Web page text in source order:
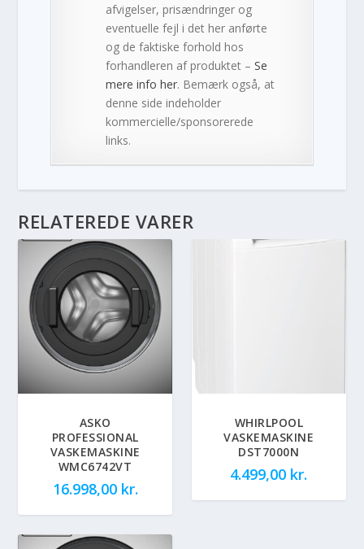
afvigelser, prisændringer og
eventuelle fejl i det her anførte
og de faktiske forhold hos
forhandleren af produktet –Se
mere info her. Bemærk også, at
denne side indeholder
kommercielle/sponsorerede
links.
RELATEREDE VARER
ASKO
PROFESSIONAL
VASKEMASKINE
WMC6742VT
16.998,00 kr.
WHIRLPOOL
VASKEMASKINE
DST7000N
4.499,00 kr.